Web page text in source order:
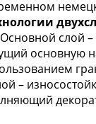
слой –
основную
–